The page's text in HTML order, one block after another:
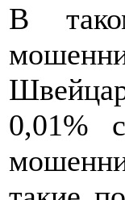
В
0,01%